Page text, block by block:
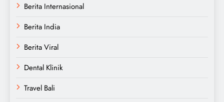
Berita Internasional
Berita India
Berita Viral
Dental Klinik
Travel Bali